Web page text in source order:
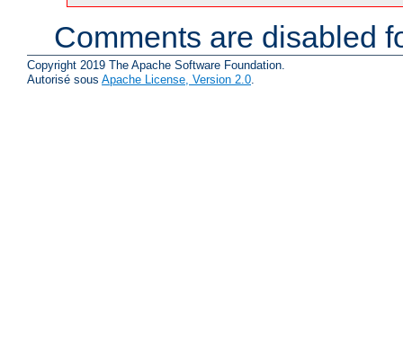
Comments are disabled
Copyright 2019 The Apache Software Foundation.
Autorisé sous Apache License, Version 2.0